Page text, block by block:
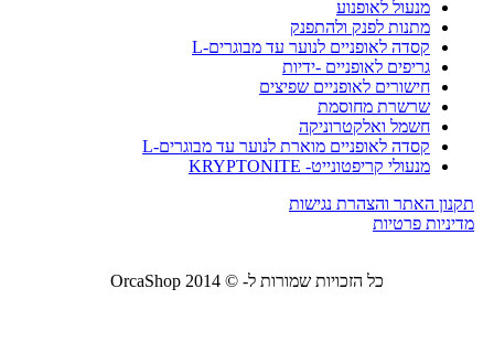
מנעול לאופנוע
מתנות לפנק ולהתפנק
קסדה לאופניים לנוער עד מבוגרים-L
גריפים לאופניים -ידיות
חישורים לאופניים שפיצים
שרשרת מחוסמת
חשמל ואלקטרוניקה
קסדה לאופניים מוארת לנוער עד מבוגרים-L
מנעולי קריפטונייט- KRYPTONITE
תקנון האתר והצהרת נגישות
מדיניות פרטיות
כל הזכויות שמורות ל- © 2014 OrcaShop